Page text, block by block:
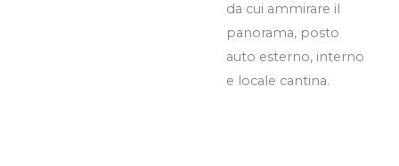
da cui ammirare il
panorama, posto
auto esterno, interno
e locale cantina.